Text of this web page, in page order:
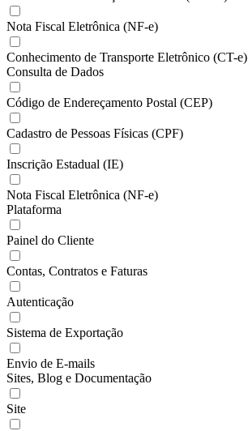
Nota Fiscal Eletrônica (NF-e)
Conhecimento de Transporte Eletrônico (CT-e)
Consulta de Dados
Código de Endereçamento Postal (CEP)
Cadastro de Pessoas Físicas (CPF)
Inscrição Estadual (IE)
Nota Fiscal Eletrônica (NF-e)
Plataforma
Painel do Cliente
Contas, Contratos e Faturas
Autenticação
Sistema de Exportação
Envio de E-mails
Sites, Blog e Documentação
Site